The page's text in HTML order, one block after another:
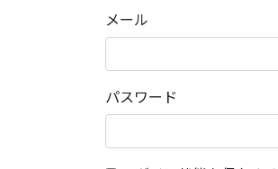
メール
パスワード